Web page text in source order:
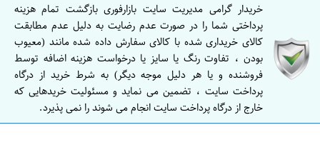
خریدار گرامی مدیریت سایت بازارفوری بازگشت تمام هزینه
پرداختی شما را در صورت عدم رضایت به دلیل عدم مطابقت
کالای خریداری شده با کالای سفارش داده شده مانند (معیوب
بودن ، تفاوت رنگ یا سایز یا درخواست هزینه اضافه توسط
فروشنده و یا هر دلیل موجه دیگر) به شرط خرید از درگاه
پرداخت سایت ، تضمین می نماید و مسئولیت خریدهایی که
خارج از درگاه پرداخت سایت انجام می شوند را نمی پذیرد.